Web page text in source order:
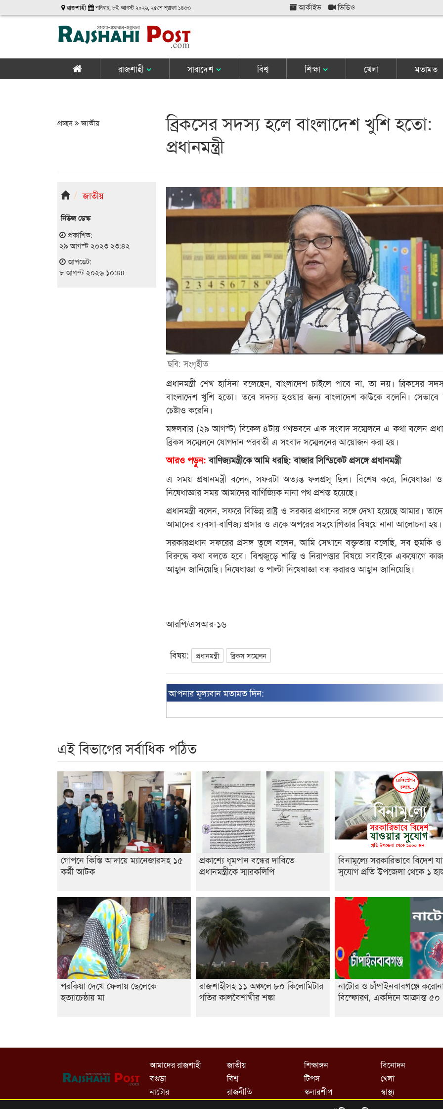
রাজশাহী শনিবার, ৮ই আগস্ট ২০২৬, ২৫শে শ্রাবণ ১৪৩৩ আর্কাইভ ভিডিও
রাজশাহী সারাদেশ বিশ্ব শিক্ষা খেলা মতামত
প্রচ্ছদ জাতীয়
ব্রিকসের সদস্য হলে বাংলাদেশ খুশি হতো:
প্রধানমন্ত্রী
জাতীয়
নিউজ ডেস্ক
প্রকাশিত:
২৯ আগস্ট ২০২৩ ২৩:৪২
আপডেট:
৮ আগস্ট ২০২৬ ১০:৪৪
ছবি: সংগৃহীত
প্রধানমন্ত্রী শেখ হাসিনা বলেছেন, বাংলাদেশ চাইলে পাবে না, তা নয়। ব্রিকসের
বাংলাদেশ খুশি হতো। তবে সদস্য হওয়ার জন্য বাংলাদেশ কাউকে বলেনি। সেভাবে
চেষ্টাও করেনি।
মঙ্গলবার (২৯ আগস্ট) বিকেল ৪টায় গণভবনে এক সংবাদ সম্মেলনে এ কথা বলেন
ব্রিকস সম্মেলনে যোগদান পরবর্তী এ সংবাদ সম্মেলনের আয়োজন করা হয়।
আরও পড়ুন:বাণিজ্যমন্ত্রীকে আমি ধরছি: বাজার সিন্ডিকেট প্রসঙ্গে প্রধানমন্ত্রী
এ সময় প্রধানমন্ত্রী বলেন, সফরটা অত্যন্ত ফলপ্রসূ ছিল। বিশেষ করে, নিষেধাজ্ঞা ও
নিষেধাজ্ঞার সময় আমাদের বাণিজ্যিক নানা পথ প্রশস্ত হয়েছে।
প্রধানমন্ত্রী বলেন, সফরে বিভিন্ন রাষ্ট্র ও সরকার প্রধানের সঙ্গে দেখা হয়েছে আমার।
আমাদের ব্যবসা-বাণিজ্য প্রসার ও একে অপরের সহযোগিতার বিষয়ে নানা আলোচনা হয়।
সরকারপ্রধান সফরের প্রসঙ্গ তুলে বলেন, আমি সেখানে বক্তৃতায় বলেছি, সব হুমকি ও
বিরুদ্ধে কথা বলতে হবে। বিশ্বজুড়ে শান্তি ও নিরাপত্তার বিষয়ে সবাইকে একযোগে
আহ্বান জানিয়েছি। নিষেধাজ্ঞা ও পাল্টা নিষেধাজ্ঞা বন্ধ করারও আহ্বান জানিয়েছি।
আরপি/এসআর-১৬
বিষয়: প্রধানমন্ত্রী ব্রিকস সম্মেলন
আপনার মূল্যবান মতামত দিন:
এই বিভাগের সর্বাধিক পঠিত
গোপনে কিস্তি আদায়ে ম্যানেজারসহ ১৫
কর্মী আটক
প্রকাশ্যে ধূমপান বন্ধের দাবিতে
প্রধানমন্ত্রীকে স্মারকলিপি
বিনামূল্যে সরকারিভাবে বিদেশ
সুযোগ প্রতি উপজেলা থেকে ১
পরকিয়া দেখে ফেলায় ছেলেকে
হত্যাচেষ্ঠায় মা
রাজশাহীসহ ১১ অঞ্চলে ৮০ কিলোমিটার
গতির কালবৈশাখীর শঙ্কা
নাটোর ও চাঁপাইনবাবগঞ্জে
বিস্ফোরণ, একদিনে আক্রান্ত ৫০
আমাদের রাজশাহী
বগুড়া
নাটোর
জাতীয়
বিশ্ব
রাজনীতি
শিক্ষাঙ্গন
টিপস
স্কলারশীপ
বিনোদন
খেলা
স্বাস্থ্য